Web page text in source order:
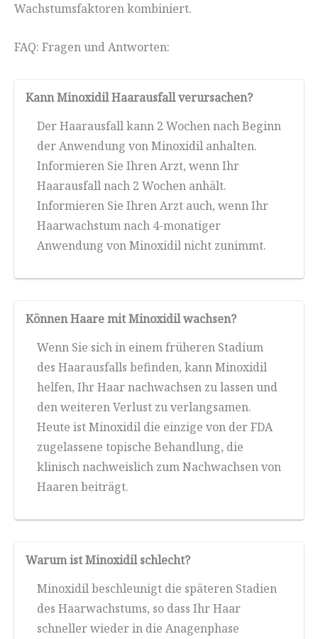
Wachstumsfaktoren kombiniert.
FAQ: Fragen und Antworten:
Kann Minoxidil Haarausfall verursachen?
Der Haarausfall kann 2 Wochen nach Beginn
der Anwendung von Minoxidil anhalten.
Informieren Sie Ihren Arzt, wenn Ihr
Haarausfall nach 2 Wochen anhält.
Informieren Sie Ihren Arzt auch, wenn Ihr
Haarwachstum nach 4-monatiger
Anwendung von Minoxidil nicht zunimmt.
Können Haare mit Minoxidil wachsen?
Wenn Sie sich in einem früheren Stadium
des Haarausfalls befinden, kann Minoxidil
helfen, Ihr Haar nachwachsen zu lassen und
den weiteren Verlust zu verlangsamen.
Heute ist Minoxidil die einzige von der FDA
zugelassene topische Behandlung, die
klinisch nachweislich zum Nachwachsen von
Haaren beiträgt.
Warum ist Minoxidil schlecht?
Minoxidil beschleunigt die späteren Stadien
des Haarwachstums, so dass Ihr Haar
schneller wieder in die Anagenphase